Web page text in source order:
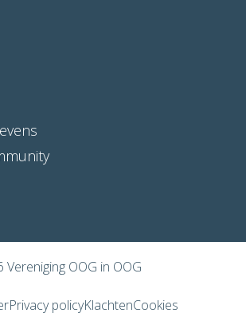
OOG in OOG
Privacy policyKlachtenCookies